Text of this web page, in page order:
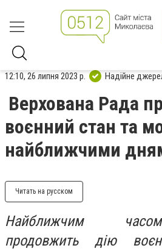
12:10, 26 липня 2023 р. Надійне
Верхована Рада
воєнний стан та
найближчими
Читать на русском
Найближчим
продовжить дію